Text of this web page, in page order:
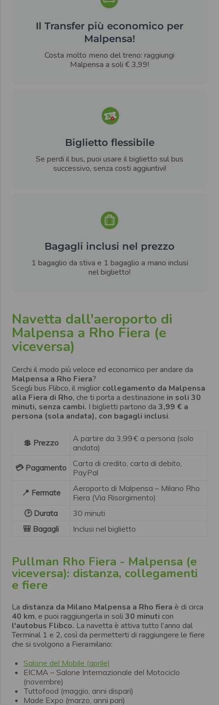
Navetta dall'aeroporto di
Malpensa a Rho Fiera (e
viceversa)
Cerchi il modo più veloce ed economico per andare da
Malpensa a Rho Fiera?
Scegli bus Flibco, il miglior collegamento da Malpensa
alla Fiera di Rho, che ti porta a destinazione in soli 30
minuti, senza cambi. I biglietti partono da 3,99 € a
persona (sola andata), con bagagli inclusi.
💲 Prezzo
A partire da 3,99 € a persona (solo
andata)
💳 Pagamento
Carta di credito, carta di debito,
PayPal
📍 Fermate
Aeroporto di Malpensa – Milano Rho
Fiera (Via Risorgimento)
🕑 Durata
30 minuti
🎒 Bagagli
Inclusi nel biglietto
Pullman Rho Fiera - Malpensa (e
viceversa): distanza, collegamenti
e fiere
La distanza da Milano Malpensa a Rho fiera è di circa
40 km, e puoi raggiungerla in soli 30 minuti con
l'autobus Flibco. La navetta è attiva tutto l'anno dal
Terminal 1 e 2, così da permetterti di raggiungere le fiere
che si svolgono a Fieramilano:
Salone del Mobile (aprile)
EICMA – Salone Internazionale del Motociclo
(novembre)
Tuttofood (maggio, anni dispari)
Made Expo (marzo, anni pari)
Il Transfer più economico per
Malpensa!
Costa molto meno del treno: raggiungi
Malpensa a soli € 3,99!
Biglietto flessibile
Se perdi il bus, puoi usare il biglietto sul bus
successivo, senza costi aggiuntivi!
Bagagli inclusi nel prezzo
1 bagaglio da stiva e 1 bagaglio a mano inclusi
nel biglietto!